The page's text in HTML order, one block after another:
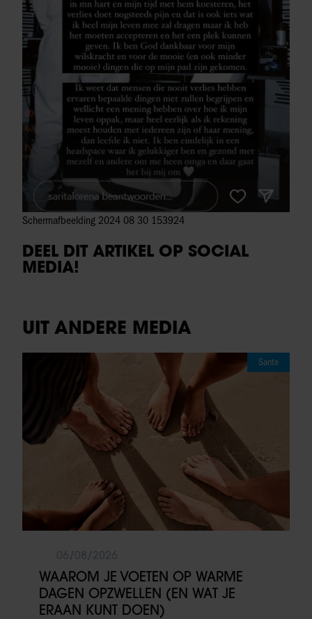
Schermafbeelding 2024 08 30 153924
DEEL DIT ARTIKEL OP SOCIAL
MEDIA!
UIT ANDERE MEDIA
Sante
WAAROM JE VOETEN OP WARME
DAGEN OPZWELLEN (EN WAT JE
ERAAN KUNT DOEN)